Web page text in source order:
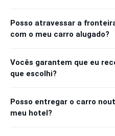
Posso atravessar a
com o meu carro alugado?
Vocês garantem que eu
que escolhi?
Posso entregar o carro
meu hotel?